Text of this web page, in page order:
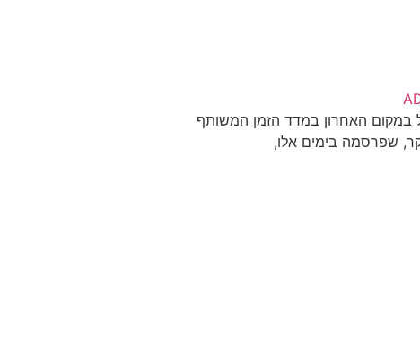
במקום האחרון במדד הזמן המשותף
שפרסמה בימים אלו,